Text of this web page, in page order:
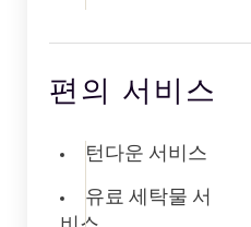
편의 서비스
턴다운 서비스
유료 세탁물 서